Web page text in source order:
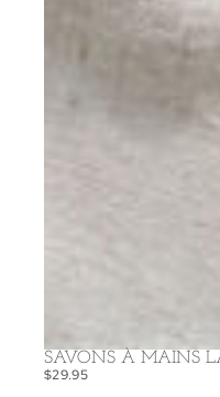
SAVONS À MAINS
$29.95